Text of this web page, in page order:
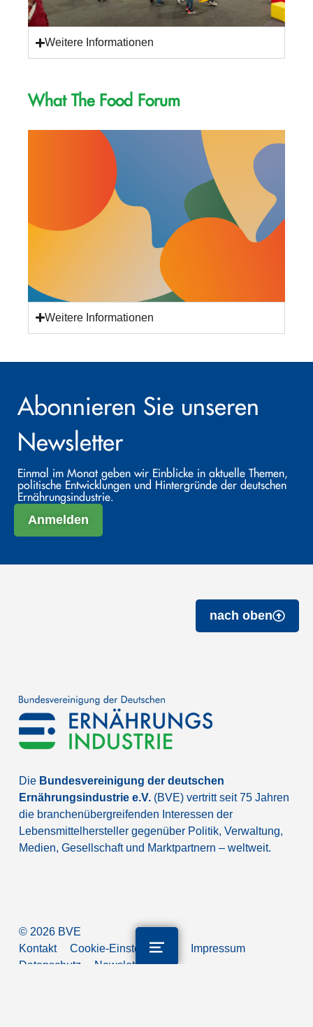
Weitere Informationen
What The Food Forum
Weitere Informationen
Abonnieren Sie unseren
Newsletter
Einmal im Monat geben wir Einblicke in aktuelle Themen,
politische Entwicklungen und Hintergründe der deutschen
Ernährungsindustrie.
Anmelden
nach oben
Die Bundesvereinigung der deutschen
Ernährungsindustrie e.V. (BVE) vertritt seit 75 Jahren
die branchenübergreifenden Interessen der
Lebensmittelhersteller gegenüber Politik, Verwaltung,
Medien, Gesellschaft und Marktpartnern – weltweit.
© 2026BVE
Kontakt
Cookie-Einstellungen
Impressum
Datenschutz
Newsletter